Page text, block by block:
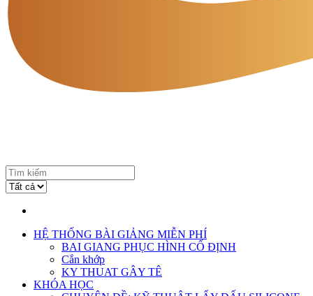
HỆ THỐNG BÀI GIẢNG MIỄN PHÍ
BAI GIANG PHỤC HÌNH CỐ ĐỊNH
Cắn khớp
KY THUAT GÂY TÊ
KHÓA HỌC